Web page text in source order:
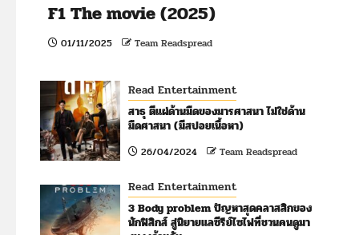
F1 The movie (2025)
01/11/2025 Team Readspread
Read Entertainment
สาธุ ตีแผ่ด้านมืดของมารศาสนา ไม่ใช่ด้าน
มืดศาสนา (มีสปอยเนื้อหา)
26/04/2024 Team Readspread
Read Entertainment
3 Body problem ปัญหาสุดคลาสสิกของ
นักฟิสิกส์ สู่นิยายแลซีรีย์ไซไฟที่ชวนคนดูมา